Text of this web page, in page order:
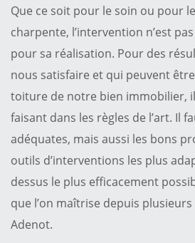
Que ce soit pour le soin ou pour
charpente, l’intervention n’est
pour sa réalisation. Pour des
nous satisfaire et qui peuvent
toiture de notre bien immobilier,
faisant dans les règles de l’art. Il
adéquates, mais aussi les bons
outils d’interventions les plus
dessus le plus efficacement
que l’on maîtrise depuis plusieurs
Adenot.